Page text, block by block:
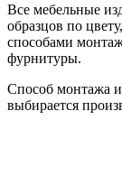
Все мебельные
образцов по
способами
фурнитуры.
Способ монтажа
выбирается